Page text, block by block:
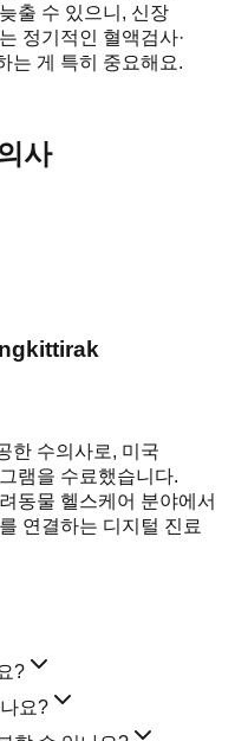
출 수 있으니, 신장
정기적인 혈액검사·
는 게 특히 중요해요.
사
한 수의사로, 미국
램을 수료했습니다.
동물 헬스케어 분야에서
연결하는 디지털 진료
?
요?